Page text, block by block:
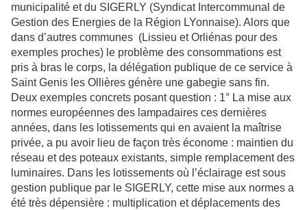
municipalité et du SIGERLY (Syndicat Intercommunal de
Gestion des Energies de la Région LYonnaise). Alors que
dans d’autres communes (Lissieu et Orliénas pour des
exemples proches) le problème des consommations est
pris à bras le corps, la délégation publique de ce service à
Saint Genis les Ollières génère une gabegie sans fin.
Deux exemples concrets posant question : 1° La mise aux
normes européennes des lampadaires ces dernières
années, dans les lotissements qui en avaient la maîtrise
privée, a pu avoir lieu de façon très économe : maintien du
réseau et des poteaux existants, simple remplacement des
luminaires. Dans les lotissements où l’éclairage est sous
gestion publique par le SIGERLY, cette mise aux normes a
été très dépensière : multiplication et déplacements des